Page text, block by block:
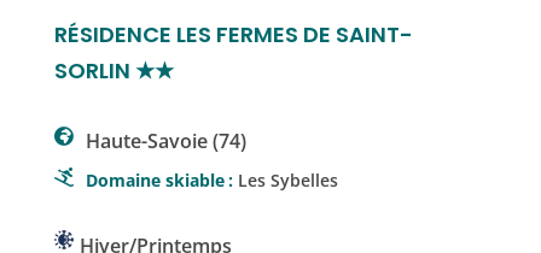
RÉSIDENCE LES FERMES DE SAINT-
SORLIN ★★
Haute-Savoie (74)
Domaine skiable: Les Sybelles
Hiver/Printemps